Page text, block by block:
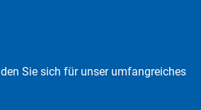
Sie sich für unser umfangreiches